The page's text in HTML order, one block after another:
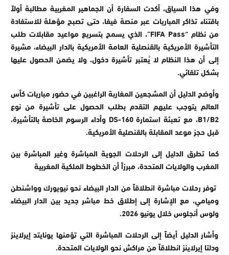
وفي هذا السياق، أكدت السفارة أن الجماهير المغربية مطالبة أولاً
باقتناء تذاكر المباريات عبر منصة فيفا، حتى تصبح مؤهلة للاستفادة
من نظام “FIFA Pass”، الذي يسمح بتسريع مواعيد مقابلات طلب
التأشيرة الأمريكية بالقنصلية العامة الأمريكية بالدار البيضاء، مشيرة
إلى أن هذا النظام لا يُعتبر تأشيرة دخول، ولا يضمن الحصول عليها
بشكل تلقائي.
وأوضح الدليل أن المشجعين المغاربة الراغبين في حضور مباريات كأس
العالم يتوجب عليهم التقدم بطلب الحصول على تأشيرة من نوع
B1/B2، مع تعبئة استمارةDS-160
وأداء الرسوم الخاصة بالتأشيرة،
قبل حجز موعد المقابلة بالقنصلية الأمريكية.
كما تطرق الدليل إلى الرحلات الجوية المباشرة وغير المباشرة بين
المغرب والولايات المتحدة، مبرزاً أن الخطوط الملكية المغربية
توفر رحلات مباشرة انطلاقاً من الدار البيضاء نحو نيويورك وواشنطن
وميامي، مع الإشارة إلى إطلاق خط مباشر جديد بين الدار البيضاء
ولوس أنجلوس خلال يونيو 2026
.
وأشار الدليل أيضاً إلى الرحلات المباشرة التي تؤمنها يونايتد إيرلاينز
ودلتا إيرلاينز انطلاقاً من مراكش نحو الولايات المتحدة.